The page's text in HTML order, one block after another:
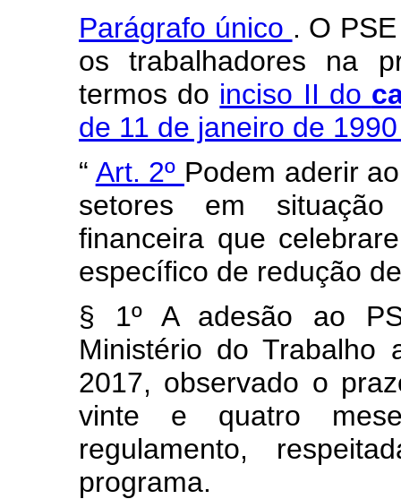
Parágrafo único . O
os trabalhadores na
termos do inciso II do
de 11 de janeiro de
“ Art. 2º Podem aderir
setores em
financeira que
específico de redução
§ 1º A adesão ao
Ministério do
2017, observado o
vinte e quatro
regulamento,
programa.